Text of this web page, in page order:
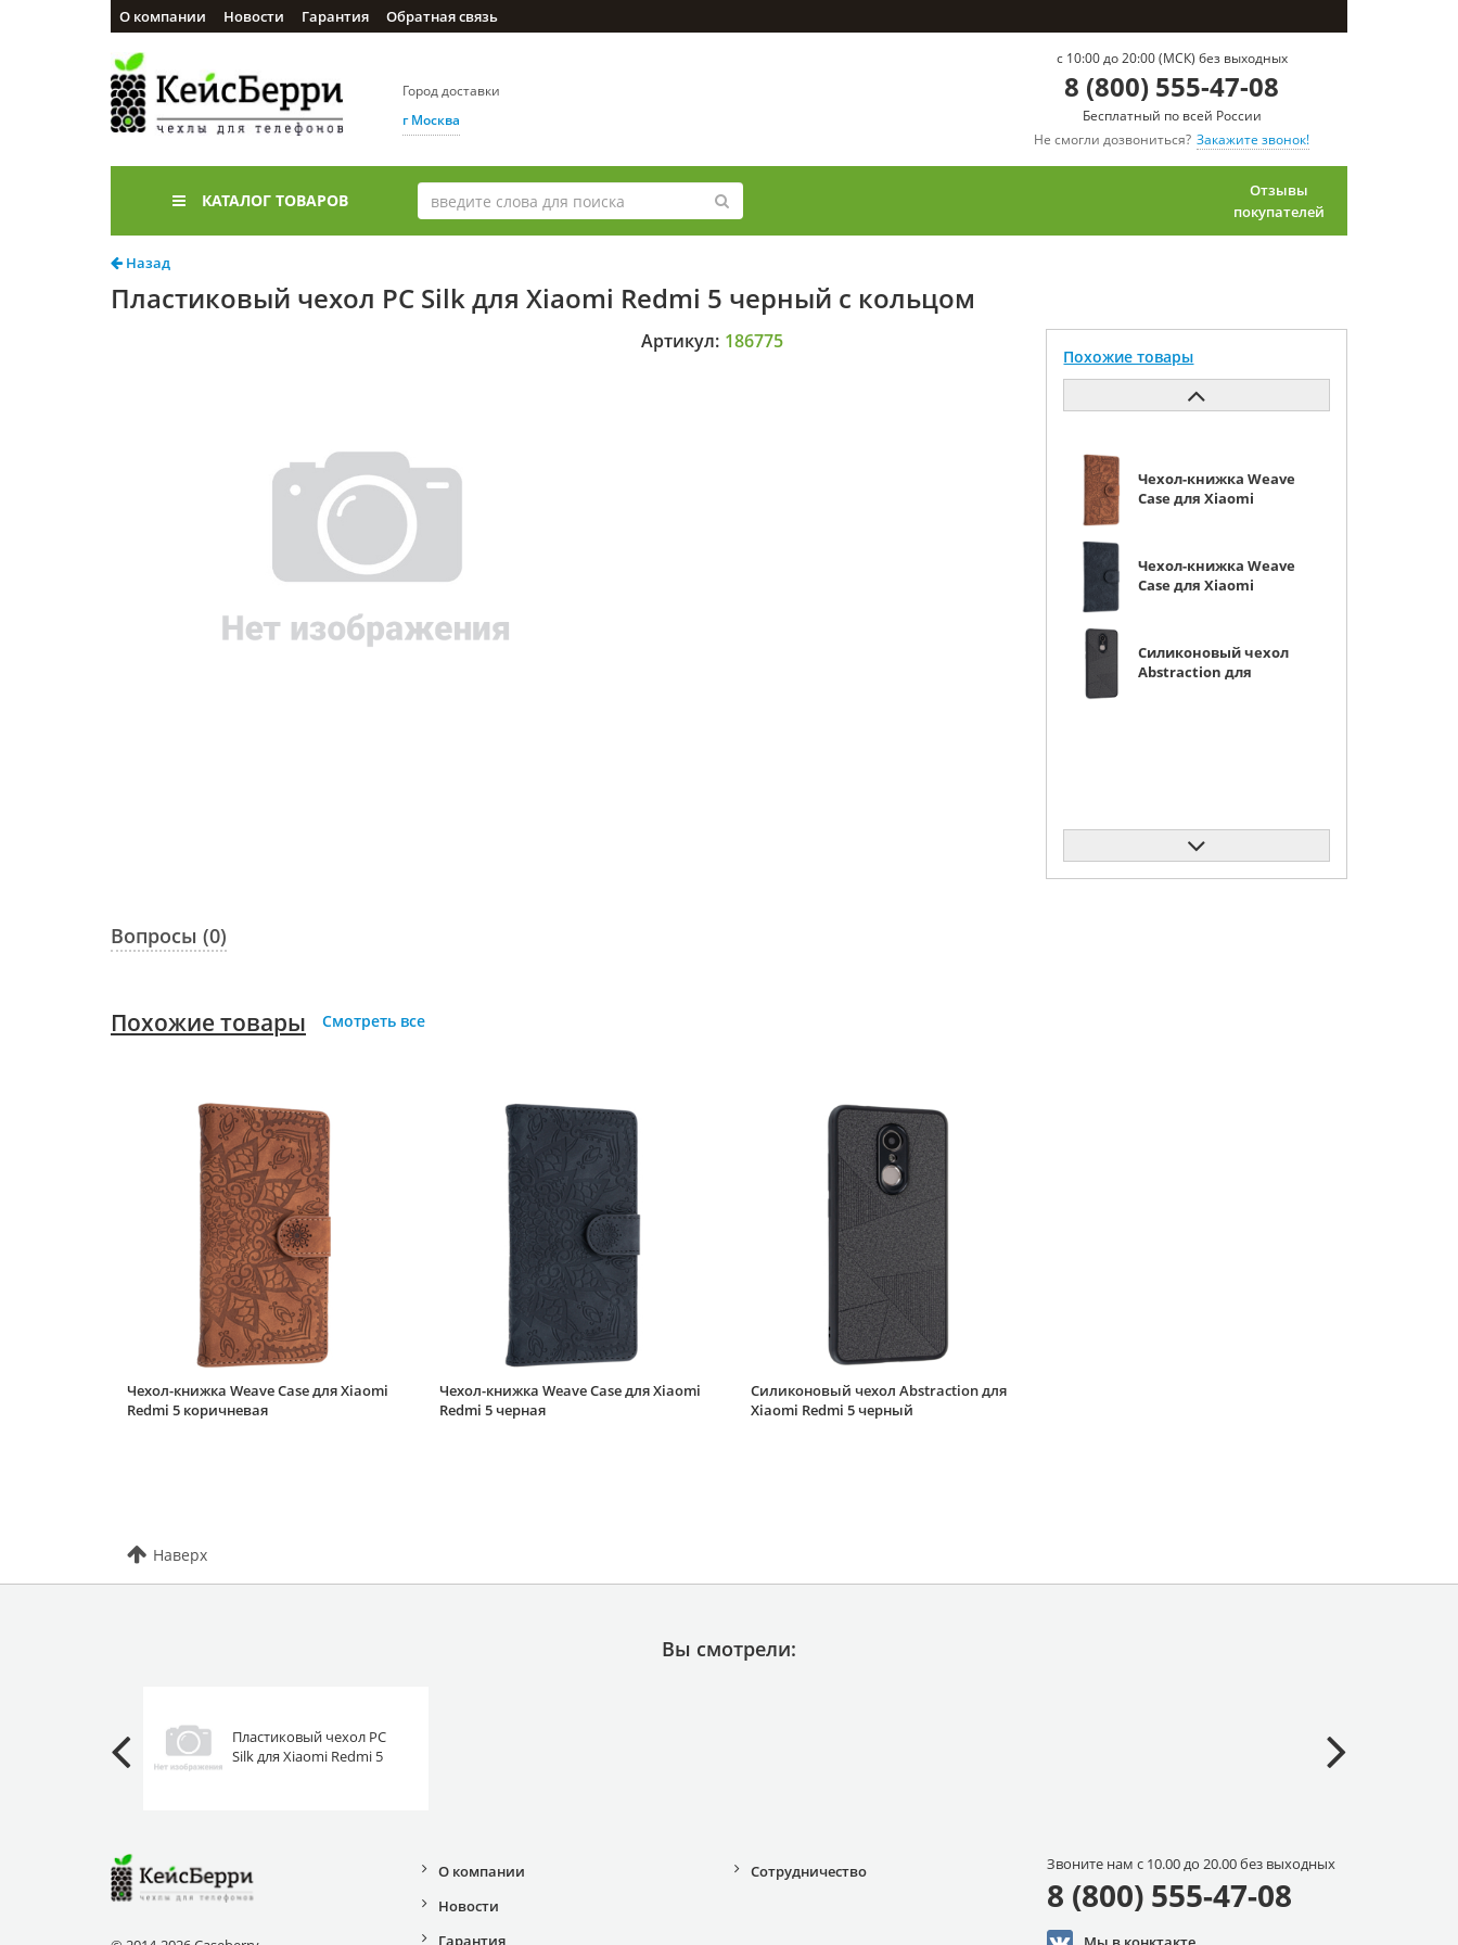
О компании Новости Гарантия Обратная связь
Город доставки
г Москва
c 10:00 до 20:00 (МСК) без выходных
8 (800) 555-47-08
Бесплатный по всей России
Не смогли дозвониться? Закажите звонок!
КАТАЛОГ ТОВАРОВ
Отзывы
покупателей
Назад
Пластиковый чехол PC Silk для Xiaomi Redmi 5 черный с кольцом
Артикул: 186775
Похожие товары
Чехол-книжка Weave
Case для Xiaomi
Чехол-книжка Weave
Case для Xiaomi
Силиконовый чехол
Abstraction для
Вопросы (0)
Похожие товары Смотреть все
Чехол-книжка Weave Case для Xiaomi
Redmi 5 коричневая
Чехол-книжка Weave Case для Xiaomi
Redmi 5 черная
Силиконовый чехол Abstraction для
Xiaomi Redmi 5 черный
Наверх
Вы смотрели:
Пластиковый чехол PC
Silk для Xiaomi Redmi 5
О компании
Новости
Гарантия
Сотрудничество Звоните нам с 10.00 до 20.00 без выходных
8 (800) 555-47-08